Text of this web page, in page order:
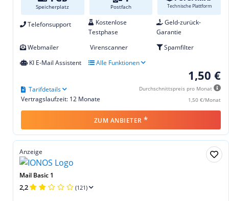
Speicherplatz Postfach Technische Plattform
Telefonsupport
Kostenlose
Testphase
Geld-zurück-
Garantie
Webmailer
Virenscanner
Spamfilter
KI E-Mail Assistent
Alle Funktionen
1,50 €
Durchschnittspreis pro Monat
1,50 €/Monat
Vertragslaufzeit: 12 Monate
Tarifdetails
ZUM ANBIETER *
Anzeige
Mail Basic 1
2,2 (121)